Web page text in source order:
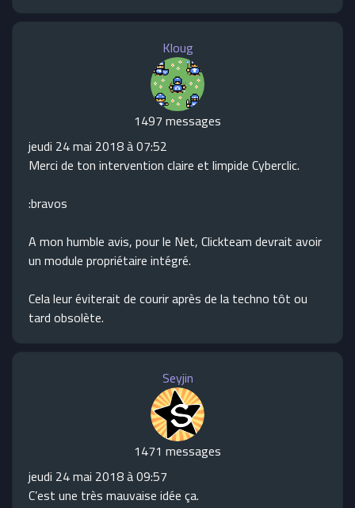
Kloug
1497 messages
jeudi 24 mai 2018 à 07:52
Merci de ton intervention claire et limpide Cyberclic.
:bravos
A mon humble avis, pour le Net, Clickteam devrait avoir
un module propriétaire intégré.
Cela leur éviterait de courir après de la techno tôt ou
tard obsolète.
Seyjin
1471 messages
jeudi 24 mai 2018 à 09:57
C’est une très mauvaise idée ça.